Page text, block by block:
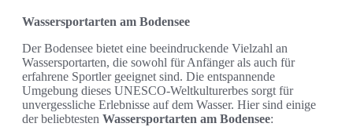
Wassersportarten am Bodensee
Der Bodensee bietet eine beeindruckende Vielzahl an
Wassersportarten, die sowohl für Anfänger als auch für
erfahrene Sportler geeignet sind. Die entspannende
Umgebung dieses UNESCO-Weltkulturerbes sorgt für
unvergessliche Erlebnisse auf dem Wasser. Hier sind einige
der beliebtesten Wassersportarten am Bodensee: